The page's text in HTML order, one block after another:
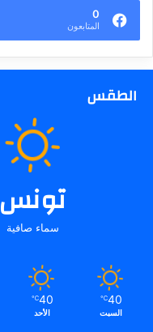
0
المتابعون
الطقس
تونس
سماء صافية
40
℃
السبت
40
℃
الأحد